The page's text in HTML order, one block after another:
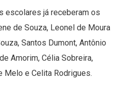
escolares já receberam os
de Souza, Leonel de Moura
Santos Dumont, Antônio
Amorim, Célia Sobreira,
Melo e Celita Rodrigues.